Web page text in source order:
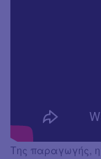
Της παραγωγής,